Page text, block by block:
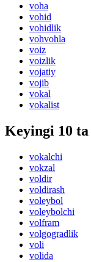
voha
vohid
vohidlik
vohvohla
voiz
voizlik
vojatiy
vojib
vokal
vokalist
Keyingi 10 ta
vokalchi
vokzal
voldir
voldirash
voleybol
voleybolchi
volfram
volgogradlik
voli
volida